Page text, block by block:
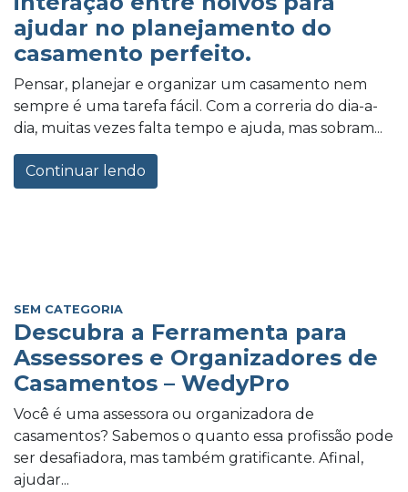
ajudar no planejamento do
casamento perfeito.
Pensar, planejar e organizar um casamento nem
sempre é uma tarefa fácil. Com a correria do dia-a-
dia, muitas vezes falta tempo e ajuda, mas sobram...
Continuar lendo
SEM CATEGORIA
Descubra a Ferramenta para
Assessores e Organizadores de
Casamentos – WedyPro
Você é uma assessora ou organizadora de
casamentos? Sabemos o quanto essa profissão pode
ser desafiadora, mas também gratificante. Afinal,
ajudar...